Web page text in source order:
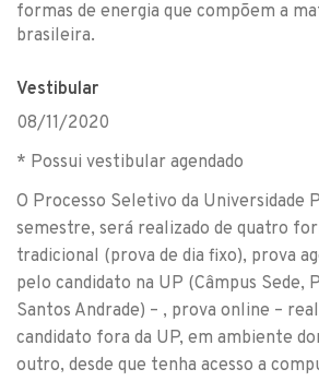
formas de energia que compõem a
brasileira.
Vestibular
08/11/2020
* Possui vestibular agendado
O Processo Seletivo da Universidade
semestre, será realizado de quatro
tradicional (prova de dia fixo), prova
pelo candidato na UP (Câmpus Sede,
Santos Andrade) – , prova online –
candidato fora da UP, em ambiente
outro, desde que tenha acesso a